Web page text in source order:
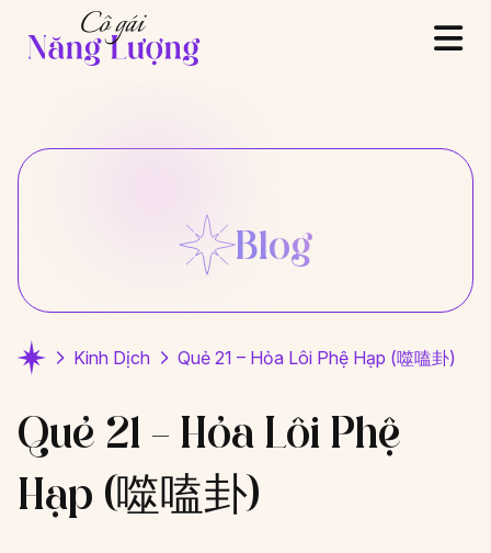
Blog
Kinh Dịch Quẻ 21 – Hỏa Lôi Phệ Hạp (噬嗑卦)
Quẻ 21 – Hỏa Lôi Phệ
Hạp (噬嗑卦)